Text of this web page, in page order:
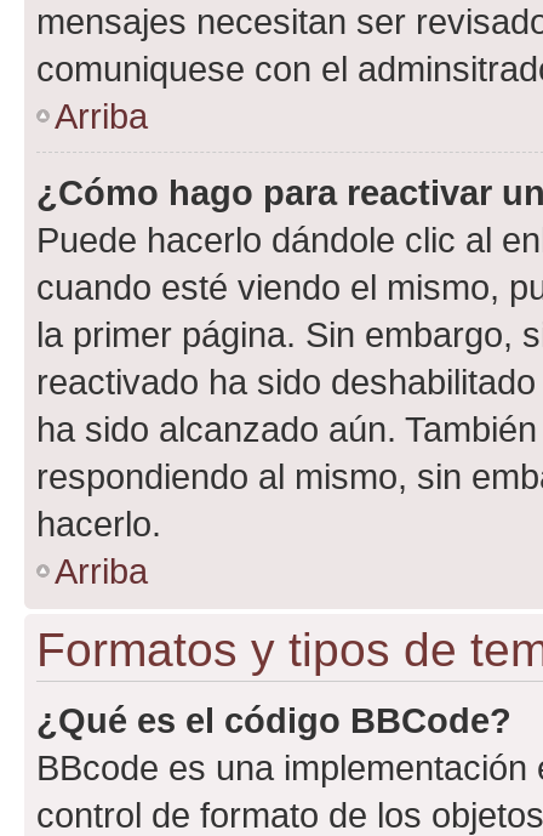
mensajes necesitan ser
comuniquese con el
Arriba
¿Cómo hago para reactivar
Puede hacerlo dándole clic al
cuando esté viendo el mismo,
la primer página. Sin embargo,
reactivado ha sido
ha sido alcanzado aún.
respondiendo al mismo, sin
hacerlo.
Arriba
Formatos y tipos de
¿Qué es el código BBCode?
BBcode es una
control de formato de los